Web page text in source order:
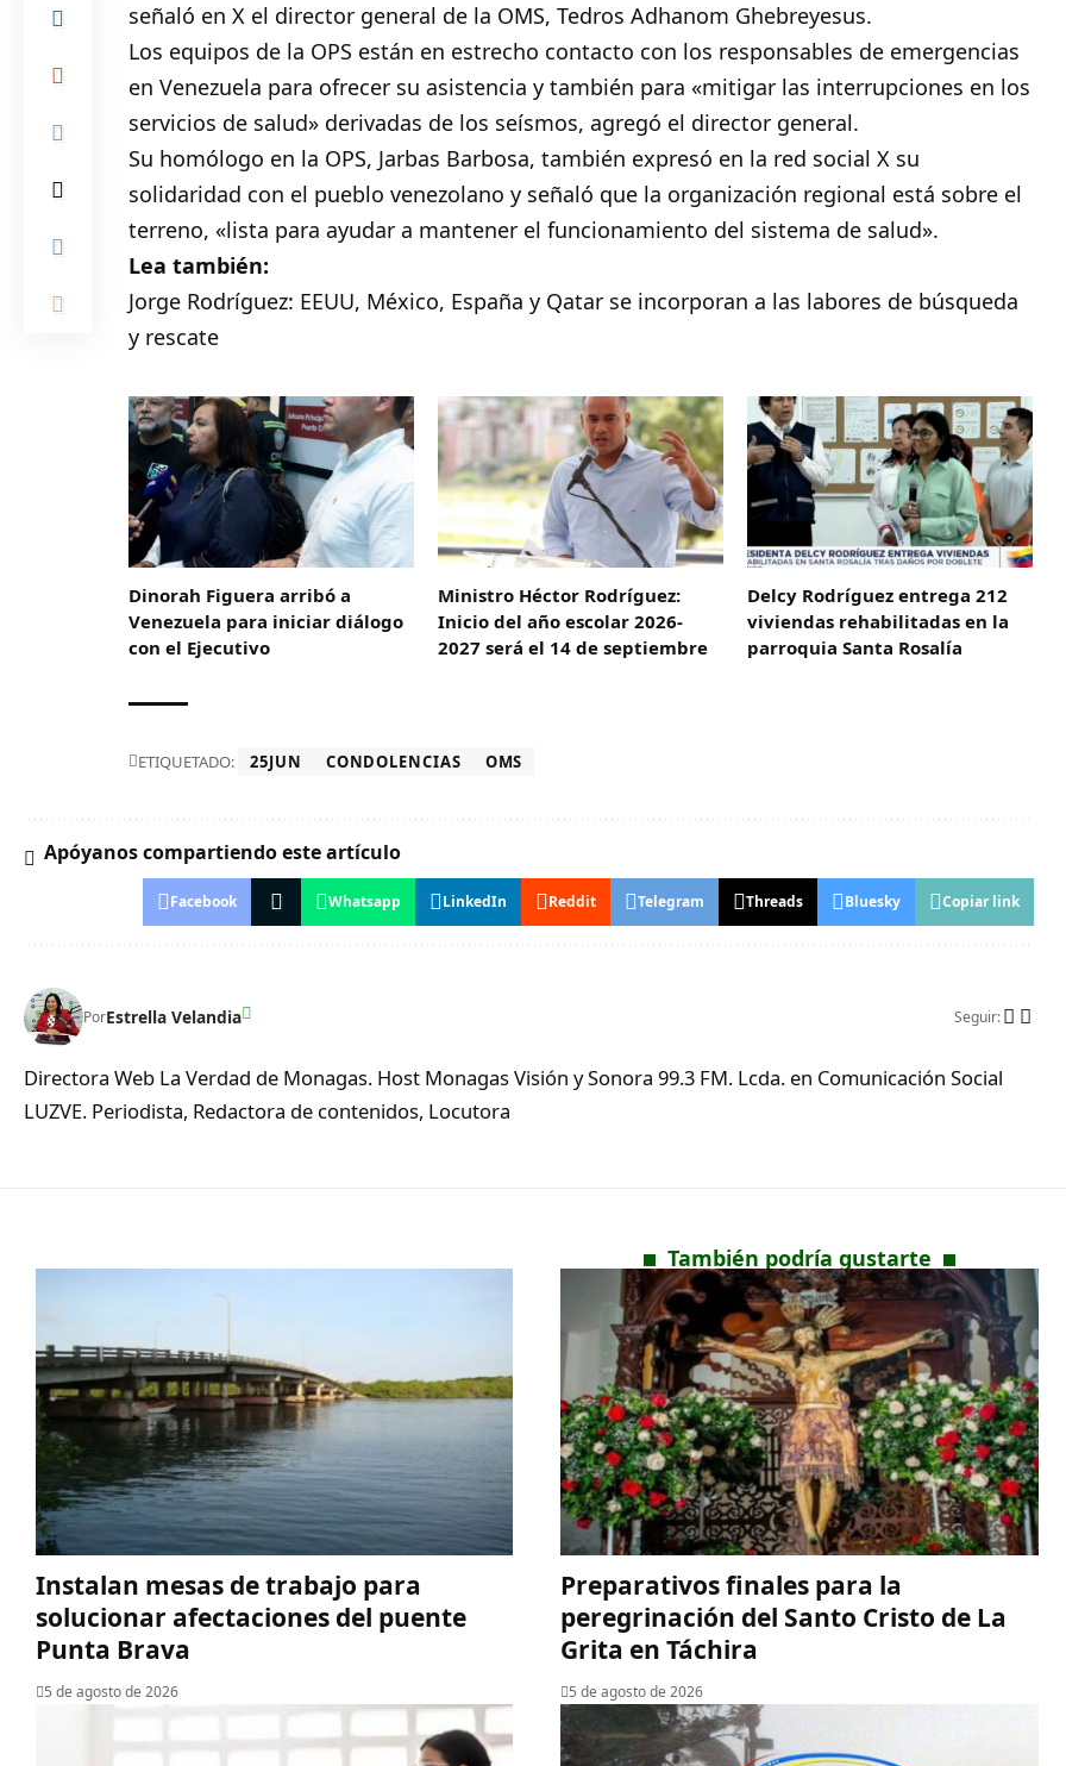
señaló en X el director general de la OMS, Tedros Adhanom Ghebreyesus.
Los equipos de la OPS están en estrecho contacto con los responsables de emergencias
en Venezuela para ofrecer su asistencia y también para «mitigar las interrupciones en los
servicios de salud» derivadas de los seísmos, agregó el director general.
Su homólogo en la OPS, Jarbas Barbosa, también expresó en la red social X su
solidaridad con el pueblo venezolano y señaló que la organización regional está sobre el
terreno, «lista para ayudar a mantener el funcionamiento del sistema de salud».
Lea también:
Jorge Rodríguez: EEUU, México, España y Qatar se incorporan a las labores de búsqueda
y rescate
Dinorah Figuera arribó a
Venezuela para iniciar diálogo
con el Ejecutivo
Ministro Héctor Rodríguez:
Inicio del año escolar 2026-
2027 será el 14 de septiembre
Delcy Rodríguez entrega 212
viviendas rehabilitadas en la
parroquia Santa Rosalía
ETIQUETADO: 25JUN CONDOLENCIAS OMS
Apóyanos compartiendo este artículo
Facebook Whatsapp LinkedIn Reddit Telegram Threads Bluesky Copiar link
PorEstrella Velandia Seguir:
Directora Web La Verdad de Monagas. Host Monagas Visión y Sonora 99.3 FM. Lcda. en Comunicación Social
LUZVE. Periodista, Redactora de contenidos, Locutora
También podría gustarte
Instalan mesas de trabajo para
solucionar afectaciones del puente
Punta Brava
5 de agosto de 2026
Preparativos finales para la
peregrinación del Santo Cristo de La
Grita en Táchira
5 de agosto de 2026